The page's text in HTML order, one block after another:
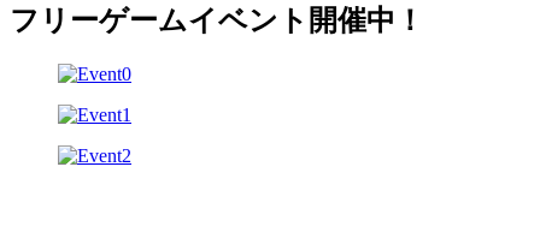
フリーゲームイベント開催中！